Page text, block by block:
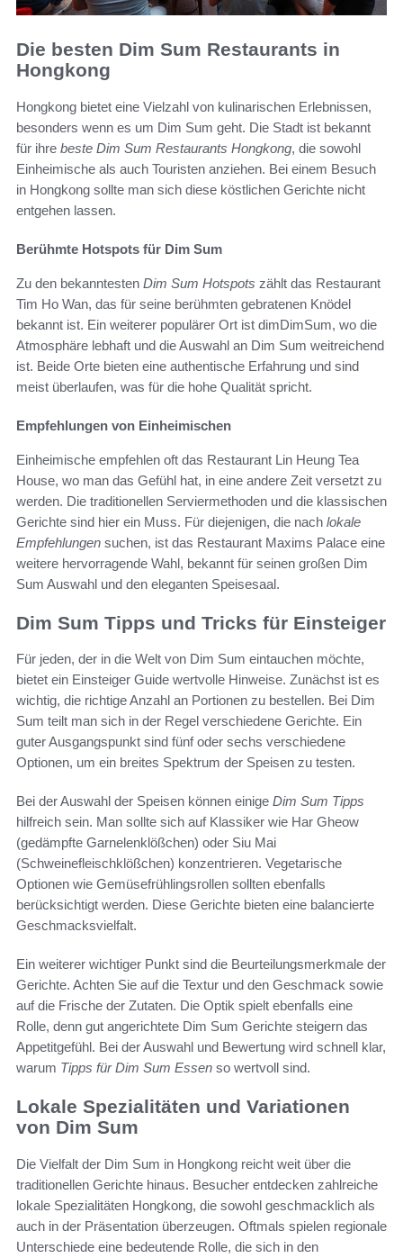
Die besten Dim Sum Restaurants in
Hongkong
Hongkong bietet eine Vielzahl von kulinarischen Erlebnissen,
besonders wenn es um Dim Sum geht. Die Stadt ist bekannt
für ihre beste Dim Sum Restaurants Hongkong, die sowohl
Einheimische als auch Touristen anziehen. Bei einem Besuch
in Hongkong sollte man sich diese köstlichen Gerichte nicht
entgehen lassen.
Berühmte Hotspots für Dim Sum
Zu den bekanntesten Dim Sum Hotspots zählt das Restaurant
Tim Ho Wan, das für seine berühmten gebratenen Knödel
bekannt ist. Ein weiterer populärer Ort ist dimDimSum, wo die
Atmosphäre lebhaft und die Auswahl an Dim Sum weitreichend
ist. Beide Orte bieten eine authentische Erfahrung und sind
meist überlaufen, was für die hohe Qualität spricht.
Empfehlungen von Einheimischen
Einheimische empfehlen oft das Restaurant Lin Heung Tea
House, wo man das Gefühl hat, in eine andere Zeit versetzt zu
werden. Die traditionellen Serviermethoden und die klassischen
Gerichte sind hier ein Muss. Für diejenigen, die nach lokale
Empfehlungen suchen, ist das Restaurant Maxims Palace eine
weitere hervorragende Wahl, bekannt für seinen großen Dim
Sum Auswahl und den eleganten Speisesaal.
Dim Sum Tipps und Tricks für Einsteiger
Für jeden, der in die Welt von Dim Sum eintauchen möchte,
bietet ein Einsteiger Guide wertvolle Hinweise. Zunächst ist es
wichtig, die richtige Anzahl an Portionen zu bestellen. Bei Dim
Sum teilt man sich in der Regel verschiedene Gerichte. Ein
guter Ausgangspunkt sind fünf oder sechs verschiedene
Optionen, um ein breites Spektrum der Speisen zu testen.
Bei der Auswahl der Speisen können einige Dim Sum Tipps
hilfreich sein. Man sollte sich auf Klassiker wie Har Gheow
(gedämpfte Garnelenklößchen) oder Siu Mai
(Schweinefleischklößchen) konzentrieren. Vegetarische
Optionen wie Gemüsefrühlingsrollen sollten ebenfalls
berücksichtigt werden. Diese Gerichte bieten eine balancierte
Geschmacksvielfalt.
Ein weiterer wichtiger Punkt sind die Beurteilungsmerkmale der
Gerichte. Achten Sie auf die Textur und den Geschmack sowie
auf die Frische der Zutaten. Die Optik spielt ebenfalls eine
Rolle, denn gut angerichtete Dim Sum Gerichte steigern das
Appetitgefühl. Bei der Auswahl und Bewertung wird schnell klar,
warum Tipps für Dim Sum Essen so wertvoll sind.
Lokale Spezialitäten und Variationen
von Dim Sum
Die Vielfalt der Dim Sum in Hongkong reicht weit über die
traditionellen Gerichte hinaus. Besucher entdecken zahlreiche
lokale Spezialitäten Hongkong, die sowohl geschmacklich als
auch in der Präsentation überzeugen. Oftmals spielen regionale
Unterschiede eine bedeutende Rolle, die sich in den